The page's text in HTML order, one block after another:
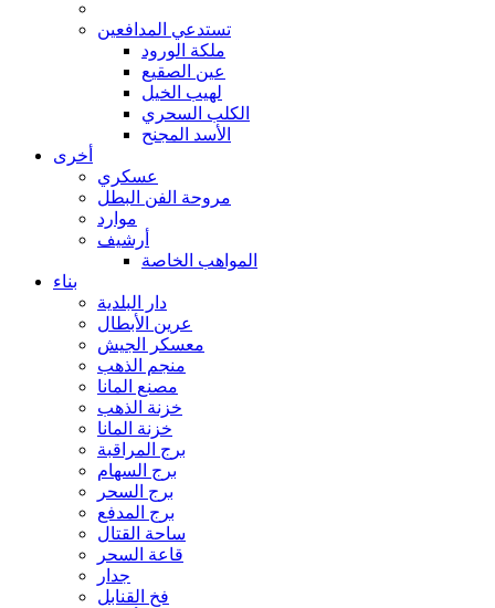
تستدعي المدافعين
ملكة الورود
عين الصقيع
لهيب الخيل
الكلب السحري
الأسد المجنح
أخرى
عسكري
مروحة الفن البطل
موارد
أرشيف
المواهب الخاصة
بناء
دار البلدية
عرين الأبطال
معسكر الجيش
منجم الذهب
مصنع المانا
خزنة الذهب
خزنة المانا
برج المراقبة
برج السهام
برج السحر
برج المدفع
ساحة القتال
قاعة السحر
جدار
فخ القنابل